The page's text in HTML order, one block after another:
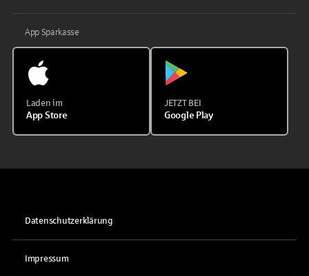
App Sparkasse
Laden im
App Store
JETZT BEI
Google Play
Datenschutzerklärung
Impressum